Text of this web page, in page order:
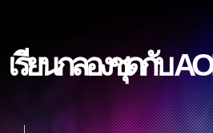
เรียนกลองชุดกับ